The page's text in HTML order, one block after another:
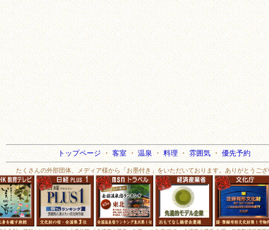
トップページ ・ 客室 ・ 温泉 ・ 料理 ・ 雰囲気 ・ 優先予約
たくさんの外部団体、メディア様から「お墨付き」をいただいております。ありがとうご